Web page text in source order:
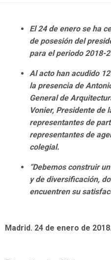
El 24 de enero se ha
de posesión del
para el periodo 2018-
Al acto han acudido
la presencia de
General de
Vonier, Presidente de
representantes de
representantes de
colegial.
“Debemos construir
y de diversificación,
encuentren su
Madrid. 24 de enero de 2018.